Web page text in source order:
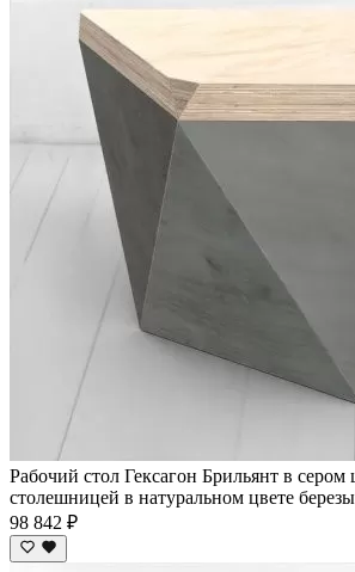
Рабочий стол Гексагон Брильянт в сером
столешницей в натуральном цвете березы
98 842 ₽